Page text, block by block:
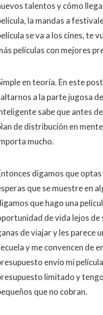
talentos y cómo
la mandas a
se va a los cines, te
películas con mejores
en teoría. En este
a la parte jugosa
sabe que antes
de distribución en
mucho.
digamos que
que se muestre en
que hago una
de vida lejos de
de viajar y les parece
y me convencen de
envío mi
limitado y
que no cobran.